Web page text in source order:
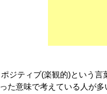
ポジティブ(楽観的)という
った意味で考えている人が